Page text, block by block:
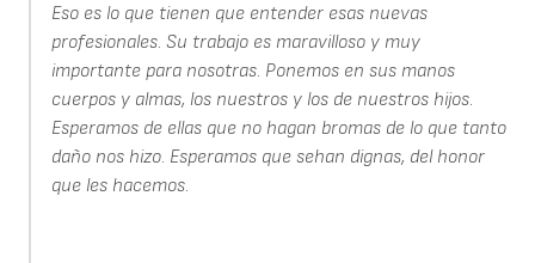
Eso es lo que tienen que entender esas nuevas
profesionales. Su trabajo es maravilloso y muy
importante para nosotras. Ponemos en sus manos
cuerpos y almas, los nuestros y los de nuestros hijos.
Esperamos de ellas que no hagan bromas de lo que tanto
daño nos hizo. Esperamos que sehan dignas, del honor
que les hacemos.